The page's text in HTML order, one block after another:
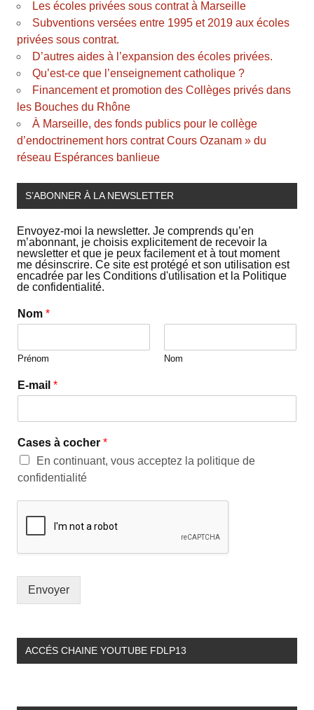
Les écoles privées sous contrat à Marseille
Subventions versées entre 1995 et 2019 aux écoles
privées sous contrat.
D’autres aides à l’expansion des écoles privées.
Qu’est-ce que l’enseignement catholique ?
Financement et promotion des Collèges privés dans
les Bouches du Rhône
À Marseille, des fonds publics pour le collège
d’endoctrinement hors contrat Cours Ozanam » du
réseau Espérances banlieue
S’ABONNER À LA NEWSLETTER
Envoyez-moi la newsletter. Je comprends qu’en
m’abonnant, je choisis explicitement de recevoir la
newsletter et que je peux facilement et à tout moment
me désinscrire. Ce site est protégé et son utilisation est
encadrée par les Conditions d'utilisation et la Politique
de confidentialité.
Nom *
Prénom Nom
E-mail *
Cases à cocher *
En continuant, vous acceptez la politique de
confidentialité
Envoyer
ACCÉS CHAINE YOUTUBE FDLP13